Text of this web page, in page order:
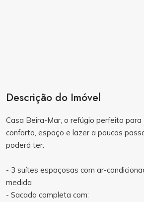
Descrição do Imóvel
Casa Beira-Mar, o refúgio perfeito para
conforto, espaço e lazer a poucos
poderá ter:
- 3 suítes espaçosas com ar-
medida
- Sacada completa com: